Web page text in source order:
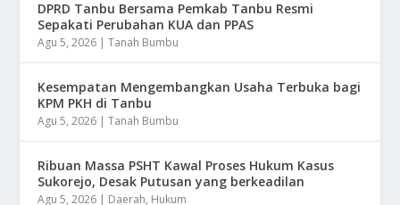
DPRD Tanbu Bersama Pemkab Tanbu Resmi
Sepakati Perubahan KUA dan PPAS
Agu 5, 2026 |Tanah Bumbu
Kesempatan Mengembangkan Usaha Terbuka bagi
KPM PKH di Tanbu
Agu 5, 2026 |Tanah Bumbu
Ribuan Massa PSHT Kawal Proses Hukum Kasus
Sukorejo, Desak Putusan yang berkeadilan
Agu 5, 2026 Daerah, Hukum